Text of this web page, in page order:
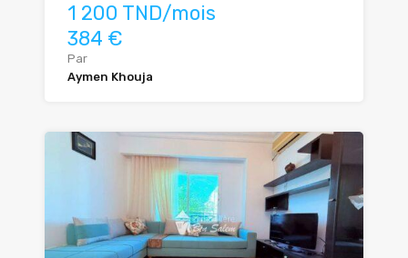
1 200 TND/mois
384 €
Par
Aymen Khouja